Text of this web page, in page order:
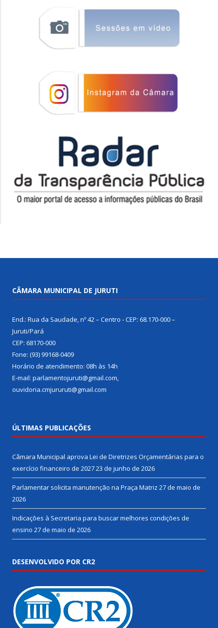
CÂMARA MUNICIPAL DE JURUTI
End.: Rua da Saudade, nº 42 – Centro - CEP: 68.170-000 –
Juruti/Pará
CEP: 68170-000
Fone: (93) 99168-0409
Horário de atendimento: 08h às 14h
E-mail: parlamentojuruti@gmail.com,
ouvidoria.cmjururuti@gmail.com
ÚLTIMAS PUBLICAÇÕES
Câmara Municipal aprova Lei de Diretrizes Orçamentárias para o
exercício financeiro de 202723 de junho de 2026
Parlamentar solicita manutenção na Praça Matriz 27 de maio de
2026
Indicações à Secretaria para buscar melhores condições de
ensino 27 de maio de 2026
DESENVOLVIDO POR CR2